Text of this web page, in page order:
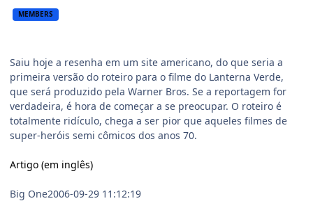
MEMBERS
Saiu hoje a resenha em um site americano, do que seria a
primeira versão do roteiro para o filme do Lanterna Verde,
que será produzido pela Warner Bros. Se a reportagem for
verdadeira, é hora de começar a se preocupar. O roteiro é
totalmente ridículo, chega a ser pior que aqueles filmes de
super-heróis semi cômicos dos anos 70.
Artigo (em inglês)
Big One2006-09-29 11:12:19